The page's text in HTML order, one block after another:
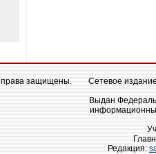
права защищены.
Сетевое
Выдан
Редакция: